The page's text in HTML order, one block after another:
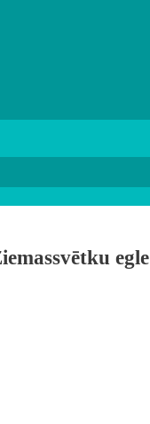
egle